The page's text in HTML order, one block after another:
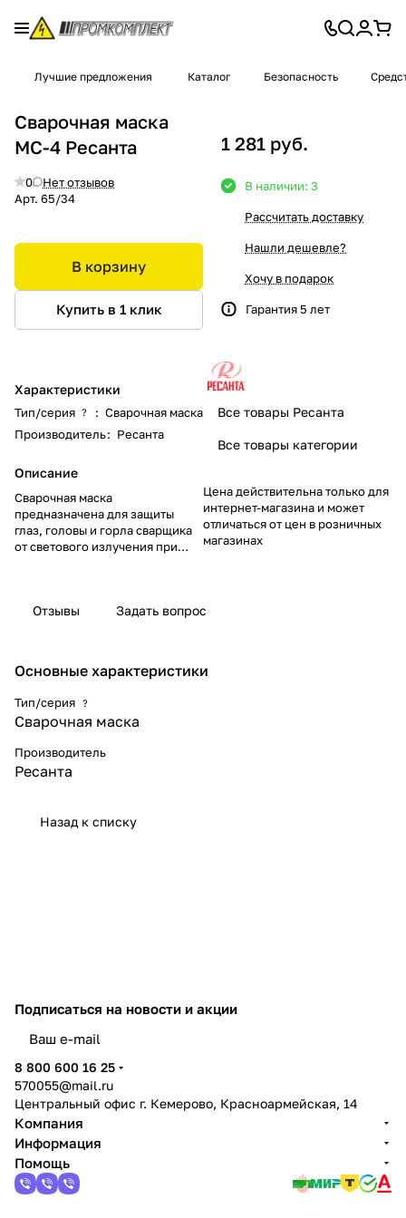
Лучшие предложения Каталог Безопасность
Сварочная маска
МС-4 Ресанта
0
Нет отзывов
Арт. 65/34
В корзину
Купить в 1 клик
Характеристики
Тип/серия ? : Сварочная маска
Производитель: Ресанта
Описание
Сварочная маска
предназначена для защиты
глаз, головы и горла сварщика
от светового излучения при
автоматически затемняется при
регулятора в зависимости от
Новое оголовье с трёхосевой
1 281 руб.
В наличии: 3
Рассчитать доставку
Нашли дешевле?
Хочу в подарок
Гарантия 5 лет
Все товары Ресанта
Все товары категории
Цена действительна только для
интернет-магазина и может
отличаться от цен в розничных
магазинах
Отзывы Задать вопрос
Основные характеристики
Тип/серия ?
Сварочная маска
Производитель
Ресанта
Назад к списку
Подписаться на новости и акции
8 800 600 16 25
570055@mail.ru
Центральный офис г. Кемерово, Красноармейская, 14
Компания
Информация
Помощь